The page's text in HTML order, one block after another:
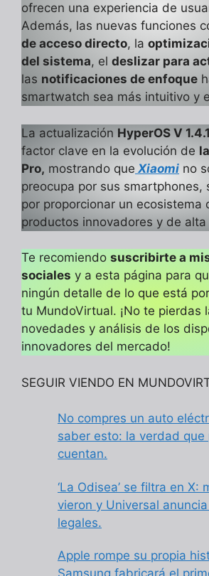
ofrecen una experiencia de
Además, las nuevas funciones
de acceso directo, la
del sistema, el deslizar para
las notificaciones de enfoque
smartwatch sea más intuitivo y
La actualización HyperOS V
factor clave en la evolución de
Pro, mostrando que Xiaomi no
preocupa por sus smartphones,
por proporcionar un ecosistema
productos innovadores y de
Te recomiendo suscribirte a
sociales y a esta página para
ningún detalle de lo que está
tu MundoVirtual. ¡No te pierdas
novedades y análisis de los
innovadores del mercado!
SEGUIR VIENDO EN
No compres un auto
saber esto: la verdad que
cuentan.
‘La Odisea’ se filtra en X:
vieron y Universal
legales.
Apple rompe su propia
Samsung fabricará el